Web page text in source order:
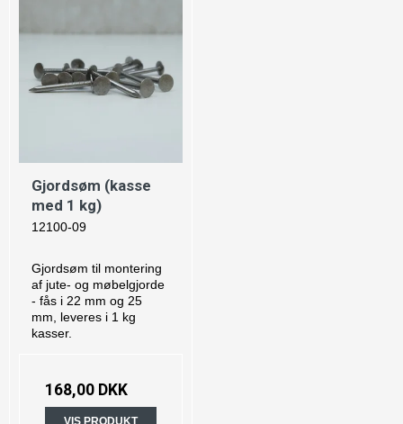
Gjordsøm (kasse
med 1 kg)
12100-09
Gjordsøm til montering
af jute- og møbelgjorde
- fås i 22 mm og 25
mm, leveres i 1 kg
kasser.
168,00 DKK